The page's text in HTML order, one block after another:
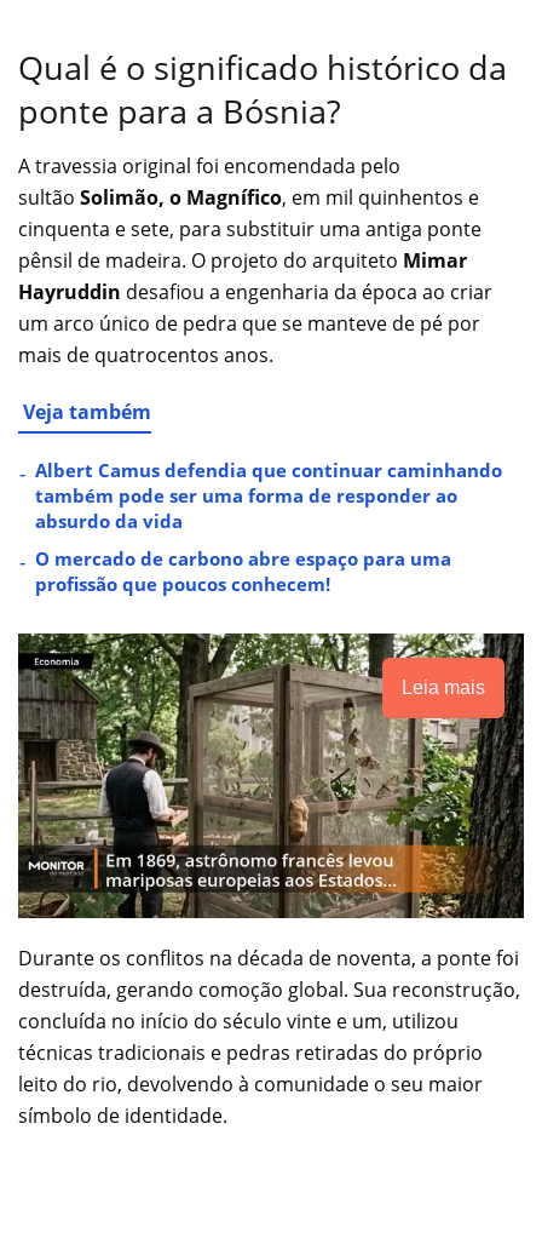
Qual é o significado histórico da
ponte para a Bósnia?
A travessia original foi encomendada pelo
sultão Solimão, o Magnífico, em mil quinhentos e
cinquenta e sete, para substituir uma antiga ponte
pênsil de madeira. O projeto do arquiteto Mimar
Hayruddin desafiou a engenharia da época ao criar
um arco único de pedra que se manteve de pé por
mais de quatrocentos anos.
Veja também
Albert Camus defendia que continuar caminhando
também pode ser uma forma de responder ao
absurdo da vida
O mercado de carbono abre espaço para uma
profissão que poucos conhecem!
Leia mais
Durante os conflitos na década de noventa, a ponte foi
destruída, gerando comoção global. Sua reconstrução,
concluída no início do século vinte e um, utilizou
técnicas tradicionais e pedras retiradas do próprio
leito do rio, devolvendo à comunidade o seu maior
símbolo de identidade.